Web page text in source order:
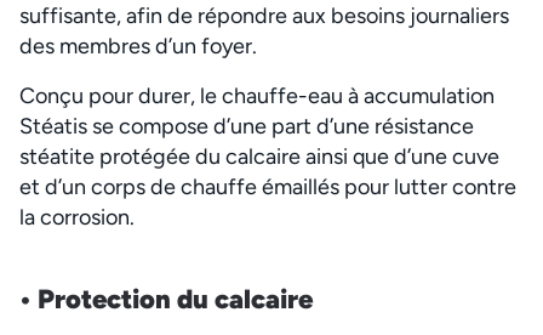
suffisante, afin de répondre aux besoins journaliers
des membres d’un foyer.
Conçu pour durer, le chauffe-eau à accumulation
Stéatis se compose d’une part d’une résistance
stéatite protégée du calcaire ainsi que d’une cuve
et d’un corps de chauffe émaillés pour lutter contre
la corrosion.
• Protection du calcaire